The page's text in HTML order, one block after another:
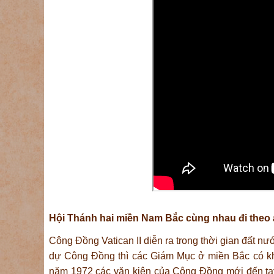
Hội Thánh hai miền Nam Bắc cùng nhau đi
Công Đồng Vatican II diễn ra trong thời gian đất
dự Công Đồng thì các Giám Mục ở miền Bắc có
năm 1972 các văn kiện của Công Đồng mới đến